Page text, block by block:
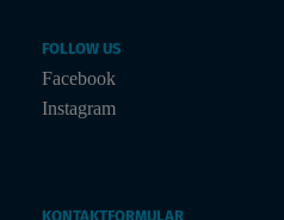
FOLLOW US
Facebook
Instagram
KONTAKTFORMULAR